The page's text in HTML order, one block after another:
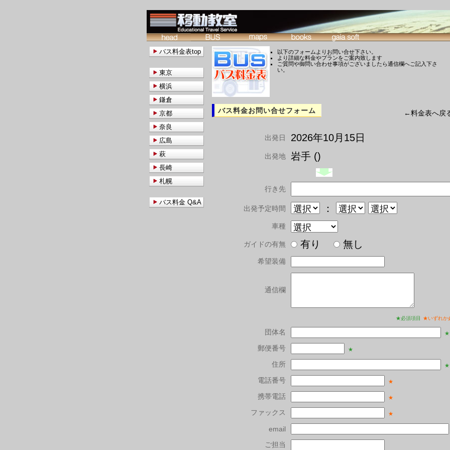
以下のフォームよりお問い合せ下さい。
より詳細な料金やプランをご案内致します
ご質問や御問い合わせ事項がございましたら通信欄へご記入下さ
い。
バス料金お問い合せフォーム ←料金表へ戻
出発日 2026年10月15日
出発地 岩手 ()
行き先
出発予定時間 ：
車種
ガイドの有無 有り 無し
希望装備
通信欄
★必須項目 ★いずれか
団体名 ★
郵便番号 ★
住所 ★
電話番号 ★
携帯電話 ★
ファックス ★
email
ご担当
バス料金表top
東京
横浜
鎌倉
京都
奈良
広島
萩
長崎
札幌
バス料金 Q&A